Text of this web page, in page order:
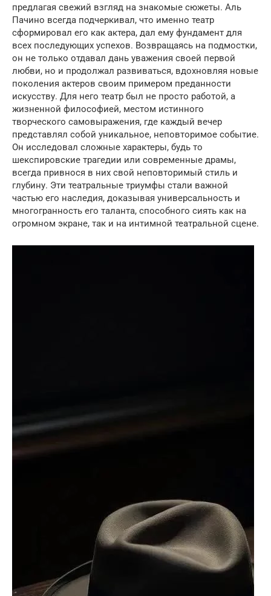
предлагая свежий взгляд на знакомые сюжеты. Аль
Пачино всегда подчеркивал, что именно театр
сформировал его как актера, дал ему фундамент для
всех последующих успехов. Возвращаясь на подмостки,
он не только отдавал дань уважения своей первой
любви, но и продолжал развиваться, вдохновляя новые
поколения актеров своим примером преданности
искусству. Для него театр был не просто работой, а
жизненной философией, местом истинного
творческого самовыражения, где каждый вечер
представлял собой уникальное, неповторимое событие.
Он исследовал сложные характеры, будь то
шекспировские трагедии или современные драмы,
всегда привнося в них свой неповторимый стиль и
глубину. Эти театральные триумфы стали важной
частью его наследия, доказывая универсальность и
многогранность его таланта, способного сиять как на
огромном экране, так и на интимной театральной сцене.